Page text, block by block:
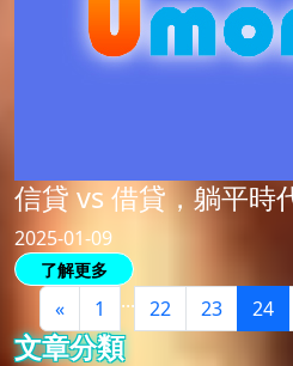
信貸 vs 借貸，躺平時
2025-01-09
了解更多
« 1 ... 22 23 24
文章分類